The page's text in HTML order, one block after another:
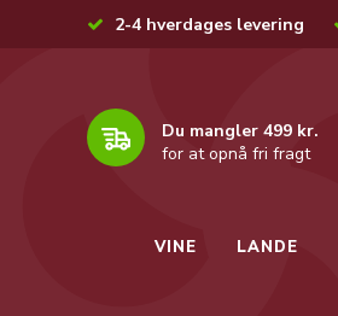
2-4 hverdages levering
Du mangler 499 kr.
for at opnå fri fragt
VINE LANDE